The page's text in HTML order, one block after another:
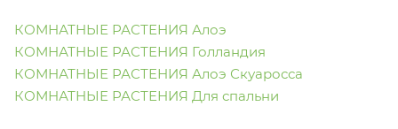
КОМНАТНЫЕ РАСТЕНИЯ Алоэ
КОМНАТНЫЕ РАСТЕНИЯ Голландия
КОМНАТНЫЕ РАСТЕНИЯ Алоэ Скуаросса
КОМНАТНЫЕ РАСТЕНИЯ Для спальни